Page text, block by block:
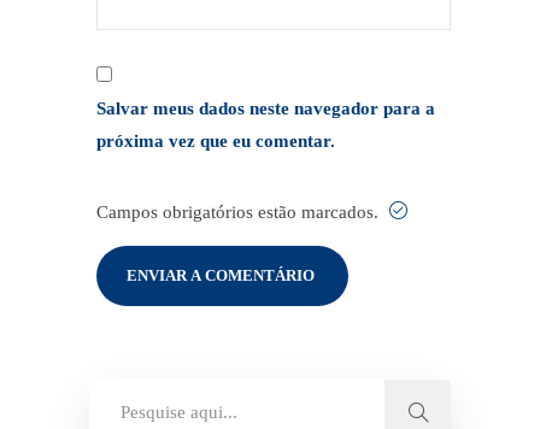
Salvar meus dados neste navegador para a
próxima vez que eu comentar.
Campos obrigatórios estão marcados.